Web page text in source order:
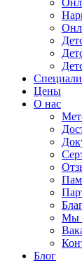
Цены
О нас
Мы
Блог